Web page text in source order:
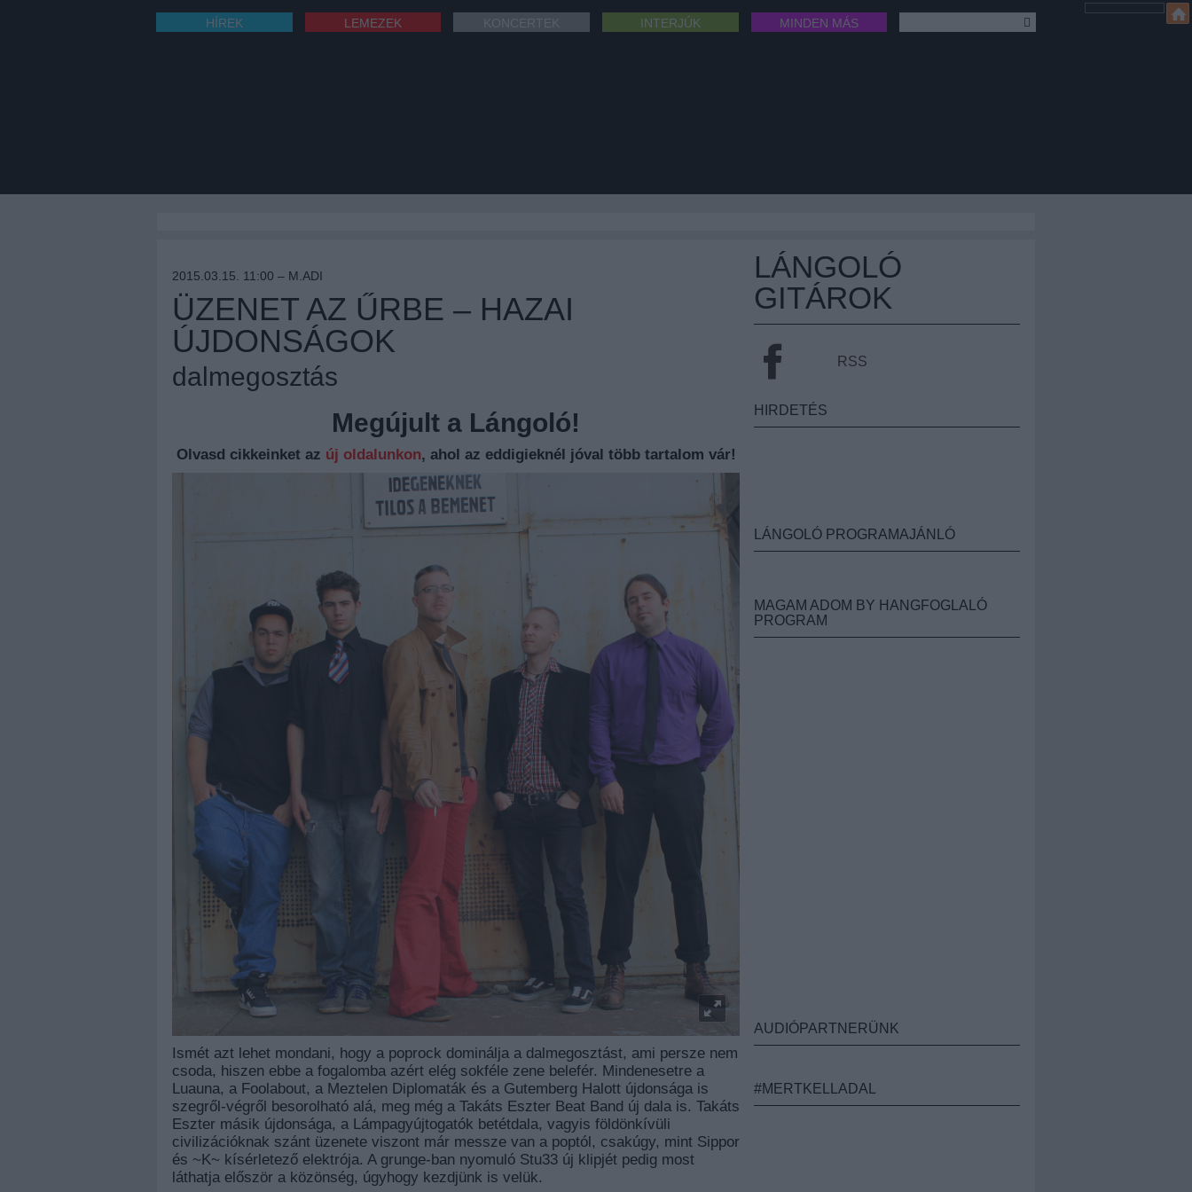
HÍREK LEMEZEK INTERJÚK MINDEN MÁS
2015.03.15. 11:00 – M.ADI
ÜZENET AZ ŰRBE – HAZAI
ÚJDONSÁGOK
dalmegosztás
Megújult a Lángoló!
Olvasd cikkeinket az új oldalunkon, ahol az eddigieknél jóval több tartalom vár!
Ismét azt lehet mondani, hogy a poprock dominálja a dalmegosztást, ami persze nem
csoda, hiszen ebbe a fogalomba azért elég sokféle zene belefér. Mindenesetre a
Luauna, a Foolabout, a Meztelen Diplomaták és a Gutemberg Halott újdonsága is
szegről-végről besorolható alá, meg még a Takáts Eszter Beat Band új dala is. Takáts
Eszter másik újdonsága, a Lámpagyújtogatók betétdala, vagyis földönkívüli
civilizációknak szánt üzenete viszont már messze van a poptól, csakúgy, mint Sippor
és ~K~ kísérletező elektrója. A grunge-ban nyomuló Stu33 új klipjét pedig most
láthatja először a közönség, úgyhogy kezdjünk is velük.
LÁNGOLÓ
GITÁROK
RSS
HIRDETÉS
LÁNGOLÓ PROGRAMAJÁNLÓ
MAGAM ADOM BY HANGFOGLALÓ
PROGRAM
AUDIÓPARTNERÜNK
#MERTKELLADAL